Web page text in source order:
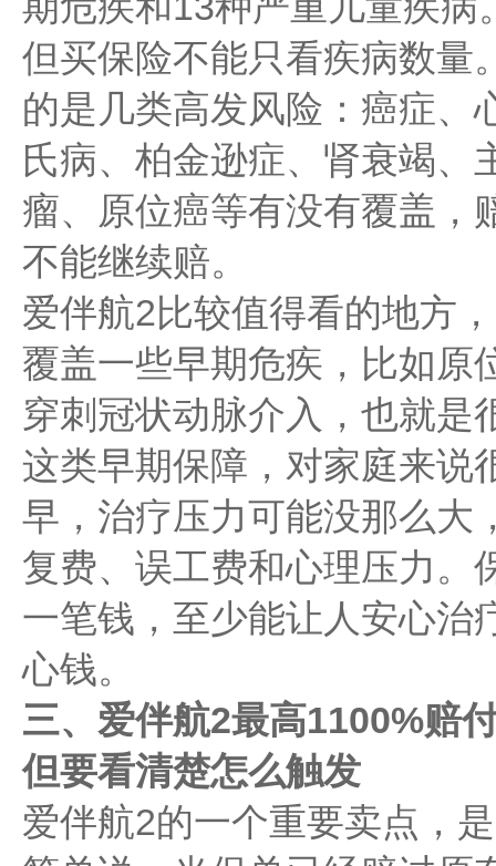
但买保险不能只看疾病数量
的是几类高发风险：癌症、
氏病、柏金逊症、肾衰竭、
瘤、原位癌等有没有覆盖，
不能继续赔。
爱伴航2比较值得看的地方
覆盖一些早期危疾，比如原
穿刺冠状动脉介入，也就是
这类早期保障，对家庭来说
早，治疗压力可能没那么大
复费、误工费和心理压力。
一笔钱，至少能让人安心治
心钱。
三、爱伴航2最高1100%赔
但要看清楚怎么触发
爱伴航2的一个重要卖点，